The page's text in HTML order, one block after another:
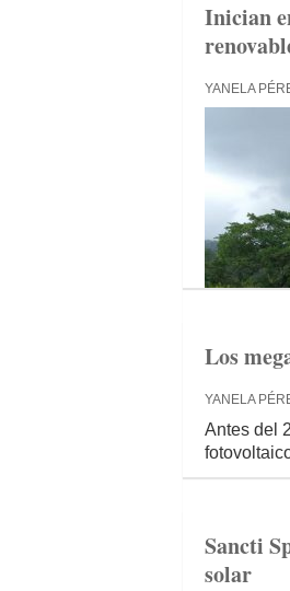
Inician
YANELA
Los
YANELA
Antes del
Sancti
solar